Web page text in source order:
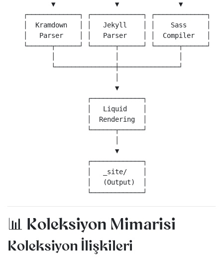
           ▼               ▼               ▼
    ┌─────────────┐ ┌─────────────┐ ┌─────────────┐
    │  Kramdown   │ │   Jekyll    │ │    Sass     │
    │   Parser    │ │   Parser    │ │  Compiler   │
    └──────┬──────┘ └──────┬──────┘ └──────┬──────┘
           └───────────────┼───────────────┘
                           ▼
                    ┌─────────────┐
                    │   Liquid    │
                    │  Rendering  │
                    └──────┬──────┘
                           ▼
                    ┌─────────────┐
                    │   _site/    │
                    │   (Output)  │
📊 Koleksiyon Mimarisi
Koleksiyon İlişkileri